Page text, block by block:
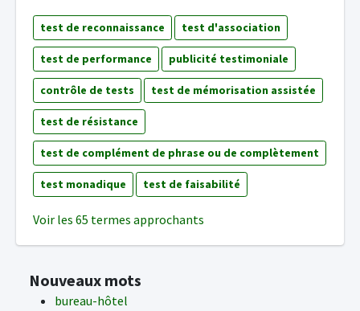
test de reconnaissance test d'association
test de performance publicité testimoniale
contrôle de tests test de mémorisation assistée
test de résistance
test de complément de phrase ou de complètement
test monadique test de faisabilité
Voir les 65 termes approchants
Nouveaux mots
bureau-hôtel